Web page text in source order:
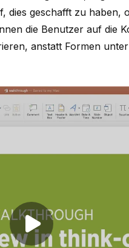
dies geschafft zu haben,
die Benutzer auf die
anstatt Formen
Play video